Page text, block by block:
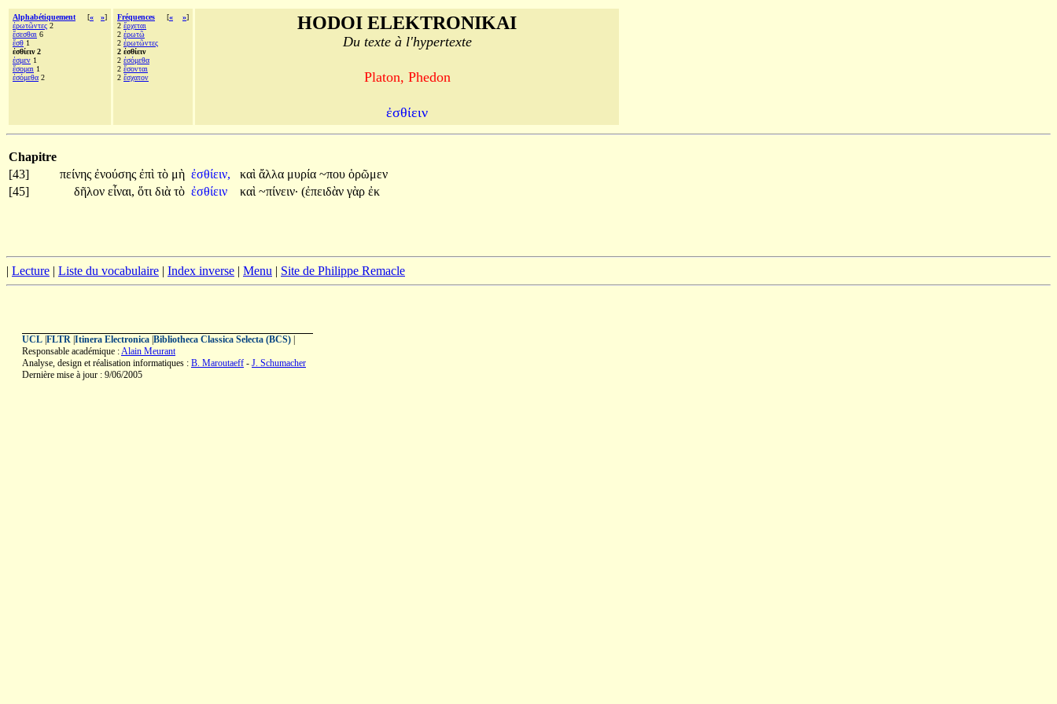
Alphabétiquement [« »]
ἐρωτῶντες 2
ἔσεσθαι 6
ἔσθ 1
ἐσθίειν 2
ἐσμεν 1
ἔσομαι 1
ἐσόμεθα 2
Fréquences [« »]
2 ἔρχεται
2 ἐρωτῶ
2 ἐρωτῶντες
2 ἐσθίειν
2 ἐσόμεθα
2 ἔσονται
2 ἔσχατον
HODOI ELEKTRONIKAI
Du texte à l'hypertexte
Platon, Phedon
ἐσθίειν
Chapitre
[43]
πείνης ἐνούσης ἐπὶ τὸ μὴ ἐσθίειν, καὶ ἄλλα μυρία ~που ὁρῶμεν
[45]
δῆλον εἶναι, ὅτι διὰ τὸ ἐσθίειν καὶ ~πίνειν· (ἐπειδὰν γὰρ ἐκ
| Lecture | Liste du vocabulaire | Index inverse | Menu | Site de Philippe Remacle
UCL FLTR Itinera Electronica Bibliotheca Classica Selecta (BCS)
Responsable académique :Alain Meurant
Analyse, design et réalisation informatiques : B. Maroutaeff - J. Schumacher
Dernière mise à jour : 9/06/2005